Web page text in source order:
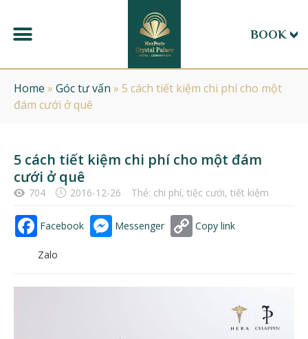
BOOK
Home » Góc tư vấn » 5 cách tiết kiệm chi phí cho một
đám cưới ở quê
5 cách tiết kiệm chi phí cho một đám
cưới ở quê
704 2016-12-26 Thẻ: chi phí, tiệc cưới, tiết kiệm
Facebook Messenger Copy link
Zalo